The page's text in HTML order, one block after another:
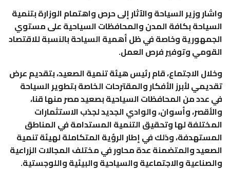
واشار وزير السياحة والآثار إلى حرص واهتمام الوزارة بتنمية
السياحة بكافة المدن والمحافظات السياحية على مستوي
الجمهورية وخاصة في ظل أهمية السياحة بالنسبة للاقتصاد
القومي وتوفير فرص العمل.
وخلال الاجتماع، قام رئيس هيئة تنمية الصعيد، بتقديم عرض
تقديمي لأبرز الأفكار والمقترحات الخاصة بتطوير السياحة
في عدد من المحافظات السياحية بصعيد مصر منها قنا،
والأقصر، وأسوان، والوادي الجديد لجذب الاستثمارات
المختلفة لها وتحقيق التنمية المستدامة في المناطق
المستهدفة، وذلك في إطار الرؤية المتكاملة لهيئة تنمية
الصعيد والمتضمنة عدة محاور في مختلف المجالات الزراعية
والصناعية والاجتماعية والسياحية والبيئية واللوجستية.